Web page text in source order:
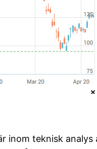
inom teknisk